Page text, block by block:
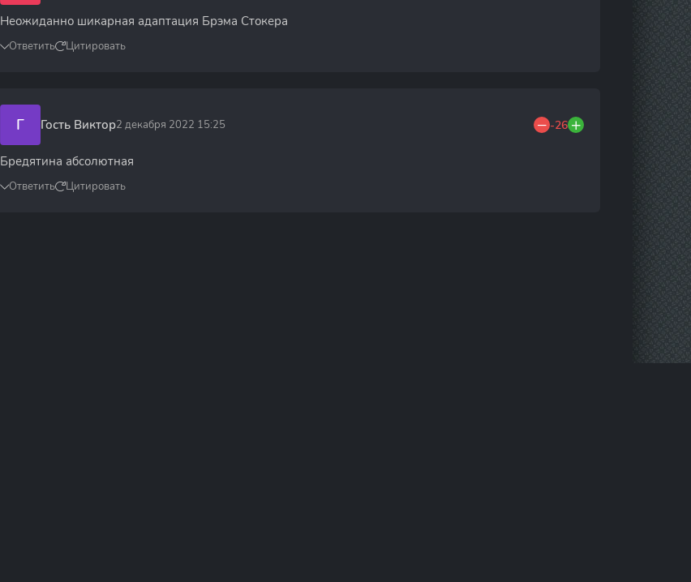
Неожиданно шикарная адаптация Брэма Стокера
Ответить Цитировать
Г Гость Виктор2 декабря 2022 15:25 -26
Бредятина абсолютная
Ответить Цитировать